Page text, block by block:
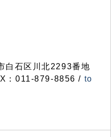
石区川北2293番地
：011-879-8856 / to